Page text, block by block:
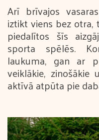
Arī brīvajos
iztikt viens bez otra,
piedalītos šīs
sporta spēlēs.
laukuma, gan ar
veiklākie, zinošākie
aktīvā atpūta pie